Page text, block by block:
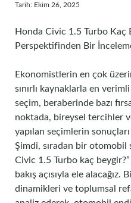
Tarih: Ekim 26, 2025
Honda Civic 1.5 Turbo Kaç
Perspektifinden Bir
Ekonomistlerin en çok
sınırlı kaynaklarla en
seçim, beraberinde bazı
noktada, bireysel tercihler
yapılan seçimlerin
Şimdi, sıradan bir otomobil
Civic 1.5 Turbo kaç
bakış açısıyla ele alacağız.
dinamikleri ve toplumsal